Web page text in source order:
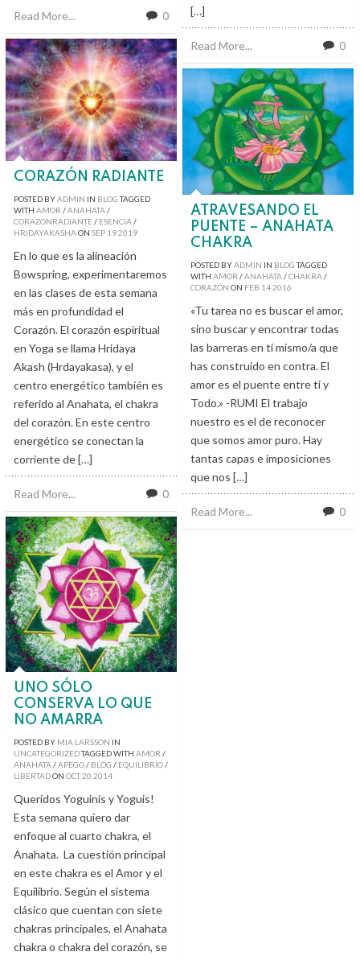
Read More... 0
[…]
Read More... 0
CORAZÓN RADIANTE
POSTED BYADMIN IN BLOGTAGGED
WITH AMOR /ANAHATA /
CORAZONRADIANTE/ ESENCIA /
HRIDAYAKASHA ON SEP 192019
En lo que es la alineación
Bowspring, experimentaremos
en las clases de esta semana
más en profundidad el
Corazón. El corazón espiritual
en Yoga se llama Hridaya
Akash (Hrdayakasa), y el
centro energético también es
referido al Anahata, el chakra
del corazón. En este centro
energético se conectan la
corriente de […]
Read More... 0
ATRAVESANDO EL
PUENTE – ANAHATA
CHAKRA
POSTED BYADMIN IN BLOGTAGGED
WITH AMOR /ANAHATA /CHAKRA /
CORAZÓN ON FEB 142016
«Tu tarea no es buscar el amor,
sino buscar y encontrar todas
las barreras en ti mismo/a que
has construido en contra. El
amor es el puente entre ti y
Todo.» -RUMI El trabajo
nuestro es el de reconocer
que somos amor puro. Hay
tantas capas e imposiciones
que nos […]
Read More... 0
UNO SÓLO
CONSERVA LO QUE
NO AMARRA
POSTED BY MIA LARSSON IN
UNCATEGORIZEDTAGGED WITH AMOR /
ANAHATA /APEGO/ BLOG / EQUILIBRIO/
LIBERTADON OCT20 2014
Queridos Yoguinis y Yoguis!
Esta semana quiero dar
enfoque al cuarto chakra, el
Anahata. La cuestión principal
en este chakra es el Amor y el
Equilibrio. Según el sistema
clásico que cuentan con siete
chakras principales, el Anahata
chakra o chakra del corazón, se